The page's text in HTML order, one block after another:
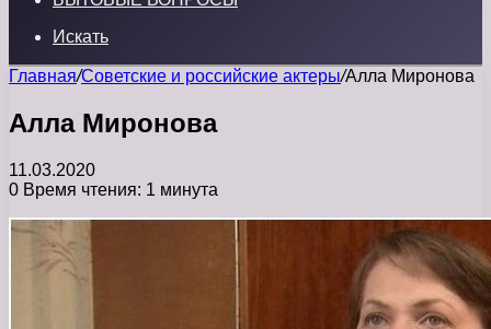
Искать
Главная/Советские и российские актеры/Алла Миронова
Алла Миронова
11.03.2020
0 Время чтения: 1 минута